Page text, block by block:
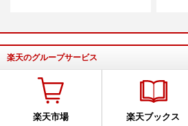
楽天のグループサービス
楽天市場 楽天ブックス